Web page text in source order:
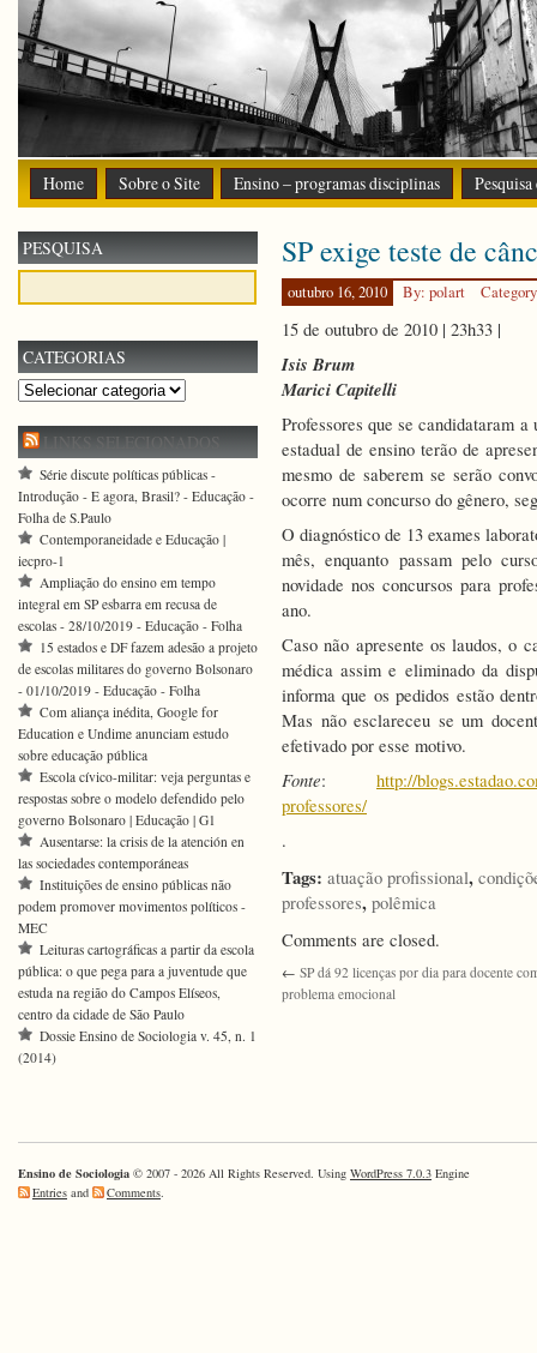
Home Sobre o Site Ensino – programas disciplinas
SP exige teste de
outubro 16, 2010 By: polart
15 de outubro de 2010 | 23h33 |
Isis Brum
Marici Capitelli
Professores que se candidataram
estadual de ensino terão de
mesmo de saberem se serão
ocorre num concurso do gênero,
O diagnóstico de 13 exames
mês, enquanto passam pelo
novidade nos concursos para
ano.
Caso não apresente os laudos, o
médica assim e eliminado da
informa que os pedidos estão
Mas não esclareceu se um
efetivado por esse motivo.
Fonte: http://
professores/
.
Tags: atuação profissional,
professores, polêmica
Comments are closed.
← SP dá 92 licenças por dia para docente
problema emocional
PESQUISA
CATEGORIAS
Categorias
LINKS SELECIONADOS
Série discute políticas públicas -
Introdução - E agora, Brasil? - Educação -
Folha de S.Paulo
Contemporaneidade e Educação |
iecpro-1
Ampliação do ensino em tempo
integral em SP esbarra em recusa de
escolas - 28/10/2019 - Educação - Folha
15 estados e DF fazem adesão a projeto
de escolas militares do governo Bolsonaro
- 01/10/2019 - Educação - Folha
Com aliança inédita, Google for
Education e Undime anunciam estudo
sobre educação pública
Escola cívico-militar: veja perguntas e
respostas sobre o modelo defendido pelo
governo Bolsonaro | Educação | G1
Ausentarse: la crisis de la atención en
las sociedades contemporáneas
Instituições de ensino públicas não
podem promover movimentos políticos -
MEC
Leituras cartográficas a partir da escola
pública: o que pega para a juventude que
estuda na região do Campos Elíseos,
centro da cidade de São Paulo
Dossie Ensino de Sociologia v. 45, n. 1
(2014)
Ensino de Sociologia © 2007 - 2026 All Rights Reserved. Using WordPress 7.0.3 Engine
Entries and Comments.